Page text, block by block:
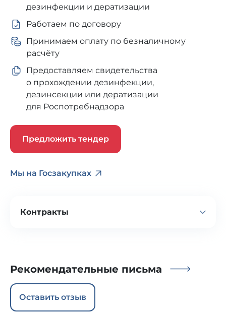
Контракты
5 контрактов на 2 910 345,19 ₽
ГБУЗ «Поликлиника „Троицкая“ ДЗМ»
дезинфекции и дератизации
Работаем по договору
Принимаем оплату по безналичному
расчёту
Предоставляем свидетельства
о прохождении дезинфекции,
дезинсекции или дератизации
для Роспотребнадзора
Предложить тендер
Мы на Госзакупках
Рекомендательные письма
Оставить отзыв